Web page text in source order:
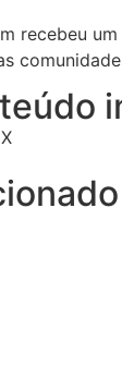
recebeu
X